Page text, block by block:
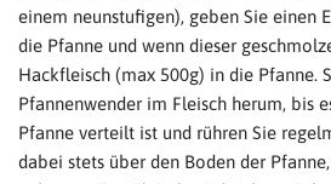
einem neunstufigen), geben Sie einen
die Pfanne und wenn dieser
Hackfleisch (max 500g) in die Pfanne.
Pfannenwender im Fleisch herum, bis
Pfanne verteilt ist und rühren Sie
dabei stets über den Boden der